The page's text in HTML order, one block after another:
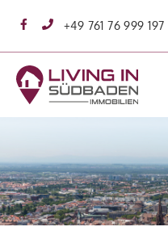
+49 761 76 999 197